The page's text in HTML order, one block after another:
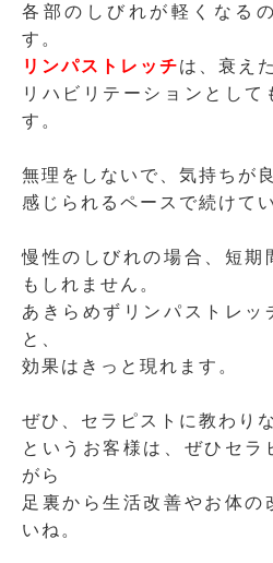
各部のしびれが軽くなる
す。
リンパストレッチは、衰え
リハビリテーションとして
す。
無理をしないで、気持ちが
感じられるペースで続けて
慢性のしびれの場合、短期
もしれません。
あきらめずリンパストレッ
と、
効果はきっと現れます。
ぜひ、セラピストに教わり
というお客様は、ぜひセラ
がら
足裏から生活改善やお体の
いね。